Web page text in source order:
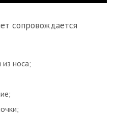
сопровождается
носа;